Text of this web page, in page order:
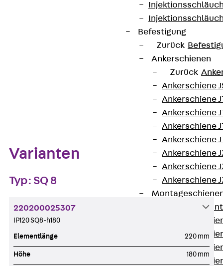
Befestigung
Zurück
Ankerschienen
Zurück
Ankerschiene
Ankerschiene
Ankerschiene
Ankerschiene
Ankerschiene
Ankerschiene
Ankerschiene
Ankerschiene
Datenblatt herunterladen
Varianten
Typ: SQ 8
220200025307
IP120 SQ8-h180
Elementlänge 220 mm
Höhe 180 mm